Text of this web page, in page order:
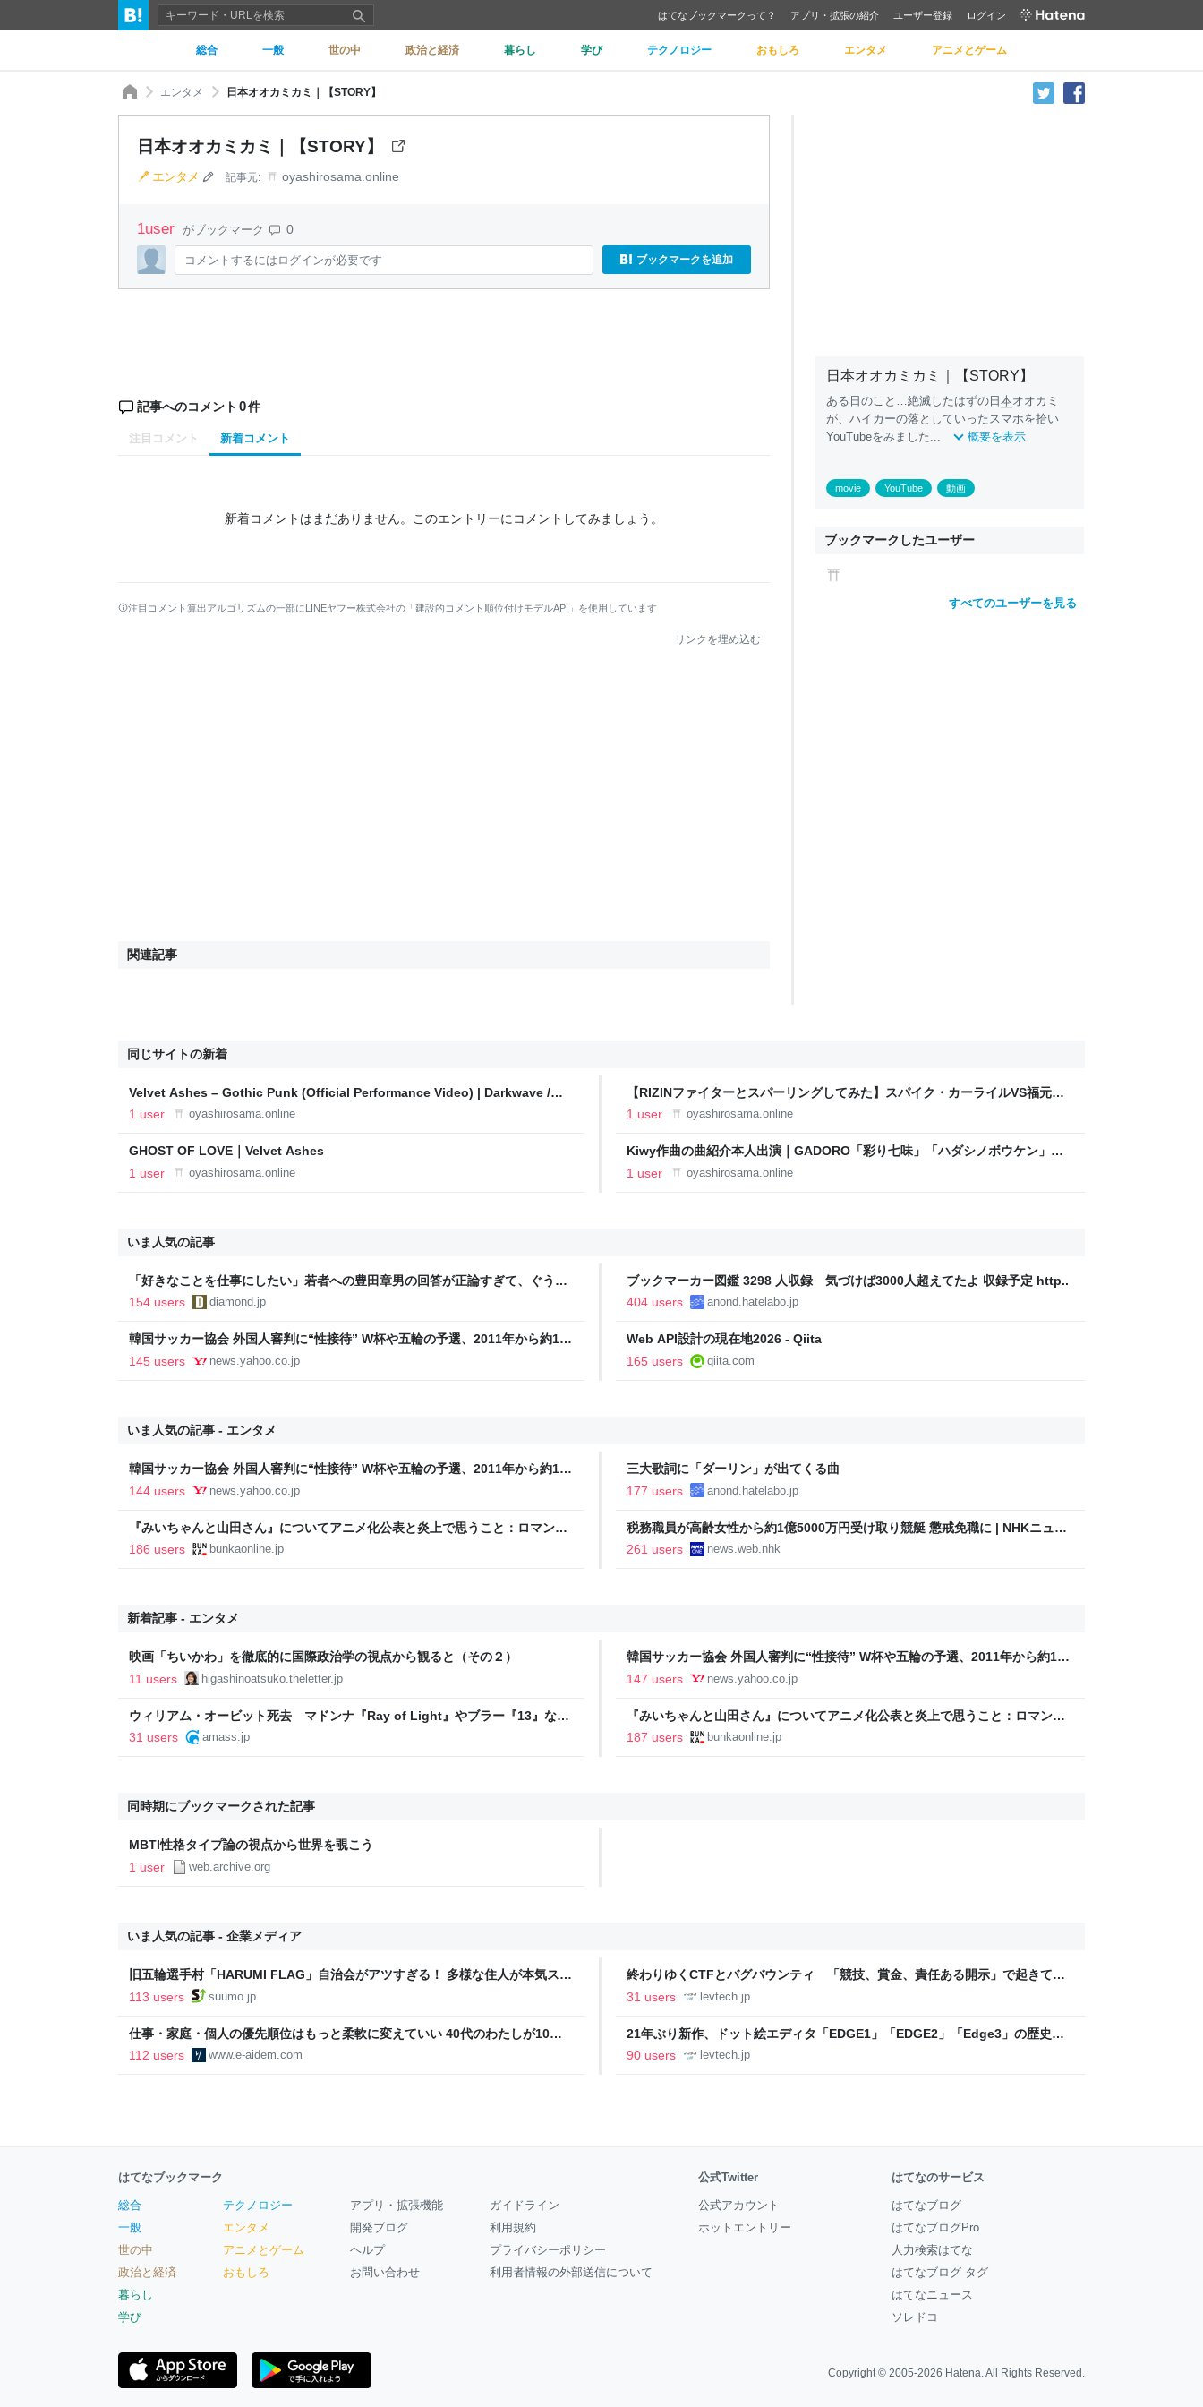
はてなブックマークって？ アプリ・拡張の紹介 ユーザー登録 ログイン
総合 一般 世の中 政治と経済 暮らし 学び テクノロジー おもしろ エンタメ アニメとゲーム
エンタメ 日本オオカミカミ｜【STORY】
日本オオカミカミ｜【STORY】
エンタメ 記事元: oyashirosama.online
1user がブックマーク 0
コメントするにはログインが必要です ブックマークを追加
記事へのコメント 0件
注目コメント 新着コメント
新着コメントはまだありません。 このエントリーにコメントしてみましょう。
注目コメント算出アルゴリズムの一部にLINEヤフー株式会社の「建設的コメント順位付けモデルAPI」を使用しています
リンクを埋め込む
関連記事
日本オオカミカミ｜【STORY】
ある日のこと…絶滅したはずの日 本オオカミ
が、ハイカーの落としていったスマホを拾い
YouTubeをみました...
概要を表示
movie YouTube 動画
ブックマークしたユーザー
すべてのユーザーを見る
同じサイトの新着
Velvet Ashes – Gothic Punk (Official Performance Video) | Darkwave /
Industrial
1 user oyashirosama.online
【RIZINファイターとスパーリングしてみた】スパイク・カーライルVS福元健
史｜格闘レポート
1 user oyashirosama.online
GHOST OF LOVE｜Velvet Ashes
1 user
oyashirosama.online
Kiwy作曲の曲紹介本人出演｜GADORO「彩り七味」「ハダシノボウケン」阿
修羅etc｜【FMながおか公式】
1 user oyashirosama.online
いま人気の記事
「好きなことを仕事にしたい」若者への豊田章男の回答が正論すぎて、ぐうの
音も出なかった
154 users diamond.jp
ブックマーカー図鑑 3298 人収録 気づけば3000人超えてたよ 収録予定 http..
404 users
anond.hatelabo.jp
韓国サッカー協会 外国人審判に“性接待” W杯や五輪の予選、2011年から約1年
間で10人余に対し JNN報告書入手（TBS NEWS DIG Powered by JNN） -
145 users news.yahoo.co.jp
Web API設計の現在地2026 - Qiita
165 users
qiita.com
いま人気の記事 - エンタメ
韓国サッカー協会 外国人審判に“性接待” W杯や五輪の予選、2011年から約1年
間で10人余に対し JNN報告書入手（TBS NEWS DIG Powered by JNN） -
144 users news.yahoo.co.jp
三大歌詞に「ダーリン」が出てくる曲
177 users
anond.hatelabo.jp
『みいちゃんと山田さん』についてアニメ化公表と炎上で思うこと：ロマン優
光連載404
186 users bunkaonline.jp
税務職員が高齢女性から約1億5000万円受け取り競艇 懲戒免職に | NHKニュー
ス
261 users news.web.nhk
新着記事 - エンタメ
映画「ちいかわ」を徹底的に国際政治学の視点から観ると（その２）
11 users
higashinoatsuko.theletter.jp
韓国サッカー協会 外国人審判に“性接待” W杯や五輪の予選、2011年から約1年
間で10人余に対し JNN報告書入手（TBS NEWS DIG Powered by JNN） -
147 users news.yahoo.co.jp
ウィリアム・オービット死去 マドンナ『Ray of Light』やブラー『13』など
をプロデュース - amass
31 users amass.jp
『みいちゃんと山田さん』についてアニメ化公表と炎上で思うこと：ロマン優
光連載404
187 users bunkaonline.jp
同時期にブックマークされた記事
MBTI性格タイプ論の視点から世界を覗こう
1 user
web.archive.org
いま人気の記事 - 企業メディア
旧五輪選手村「HARUMI FLAG」自治会がアツすぎる！ 多様な住人が本気スキ
ルで挑む、盆踊り2万人集客や交通改善など“街の価値向上”戦略 東京・中央
113 users suumo.jp
終わりゆくCTFとバグバウンティ 「競技、賞金、責任ある開示」で起きてい
ること【フォーカス】 - レバテックLAB
31 users levtech.jp
仕事・家庭・個人の優先順位はもっと柔軟に変えていい 40代のわたしが10年
後の自分に伝えたいこと - りっすん by イーアイデム
112 users www.e-aidem.com
21年ぶり新作、ドット絵エディタ「EDGE1」「EDGE2」「Edge3」の歴史に
ついて作者に聞く【フォーカス】 - レバテックLAB
90 users levtech.jp
はてなブックマーク
総合
一般
世の中
政治と経済
暮らし
学び
テクノロジー
エンタメ
アニメとゲーム
おもしろ
アプリ・拡張機能
開発ブログ
ヘルプ
お問い合わせ
ガイドライン
利用規約
プライバシーポリシー
利用者情報の外部送信について
公式Twitter
公式アカウント
ホットエントリー
はてなのサービス
はてなブログ
はてなブログPro
人力検索はてな
はてなブログ タグ
はてなニュース
ソレドコ
Copyright © 2005-2026 Hatena. All Rights Reserved.